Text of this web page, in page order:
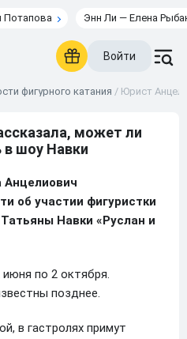
Потапова Энн Ли — Елена
Войти
фигурного катания / Юрист
может ли
в шоу Навки
об участии фигуристки
Навки «Руслан и
по 2 октября.
позднее.
в гастролях примут